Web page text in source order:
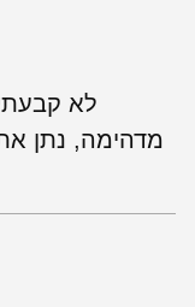
לא
מדהימה, נתן את